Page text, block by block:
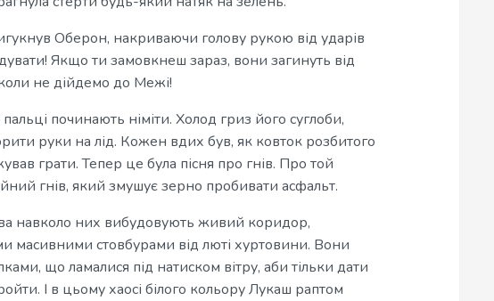
Оберон, накриваючи голову рукою від ударів
Якщо ти замовкнеш зараз, вони загинуть від
не дійдемо до Межі!
починають німіти. Холод гриз його суглоби,
руки на лід. Кожен вдих був, як ковток розбитого
грати. Тепер це була пісня про гнів. Про той
гнів, який змушує зерно пробивати асфальт.
навколо них вибудовують живий коридор,
масивними стовбурами від люті хуртовини. Вони
що ламалися під натиском вітру, аби тільки дати
І в цьому хаосі білого кольору Лукаш раптом